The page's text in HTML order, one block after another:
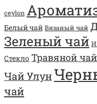
ceylon
Белый чай Вязаный чай
Зеленый чай
Стекло Травяной чай
Чай Улун
чай